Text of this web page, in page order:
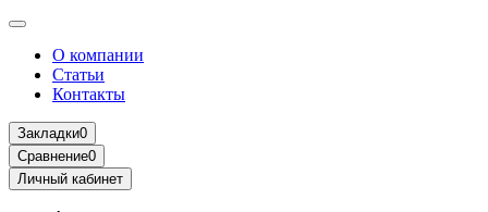
О компании
Статьи
Контакты
Закладки0
Сравнение0
Личный кабинет